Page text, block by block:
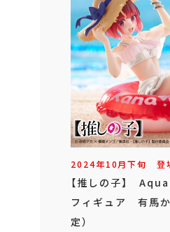
2024年10月下旬 登
【推しの子】
フィギュア 有馬か
定）